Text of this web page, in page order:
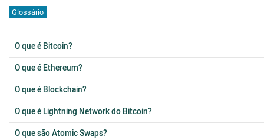
Glossário
O que é Bitcoin?
O que é Ethereum?
O que é Blockchain?
O que é Lightning Network do Bitcoin?
O que são Atomic Swaps?